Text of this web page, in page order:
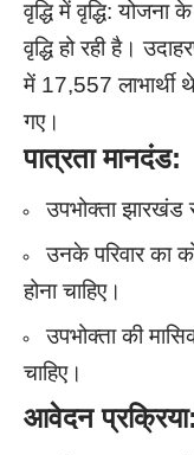
वृद्धि में वृद्धि: योजना
वृद्धि हो रही है।
में 17,557
गए।
पात्रता मानदंड:
उपभोक्ता झारखंड
उनके परिवार का
होना चाहिए।
उपभोक्ता की
चाहिए।
आवेदन प्रक्रिया: